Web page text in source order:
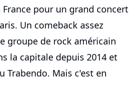
pour un grand concert
Un comeback assez
groupe de rock américain
la capitale depuis 2014 et
Trabendo. Mais c'est en